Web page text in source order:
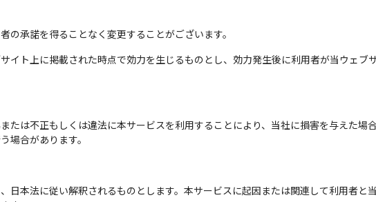
の承諾を得ることなく変更することがございます。
イト上に掲載された時点で効力を生じるものとし、効力発生後に利用者が当ウェブ
たは不正もしくは違法に本サービスを利用することにより、当社に損害を与えた
場合があります。
日本法に従い解釈されるものとします。本サービスに起因または関連して利用者